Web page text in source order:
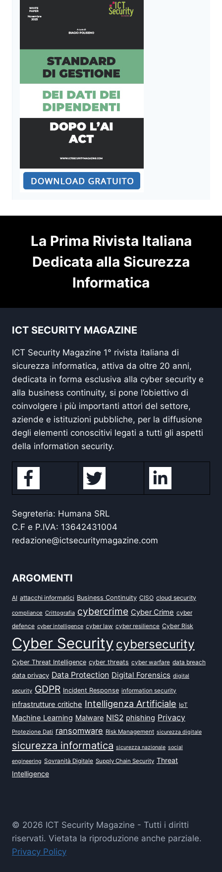
La Prima Rivista Italiana
Dedicata alla Sicurezza
Informatica
ICT SECURITY MAGAZINE
ICT Security Magazine 1° rivista italiana di
sicurezza informatica, attiva da oltre 20 anni,
dedicata in forma esclusiva alla cyber security e
alla business continuity, si pone l’obiettivo di
coinvolgere i più importanti attori del settore,
aziende e istituzioni pubbliche, per la diffusione
degli elementi conoscitivi legati a tutti gli aspetti
della information security.
Segreteria: Humana SRL
C.F e P.IVA: 13642431004
redazione@ictsecuritymagazine.com
ARGOMENTI
AI attacchi informatici Business Continuity CISO cloud security
compliance Crittografia cybercrime Cyber Crime cyber
defence cyber intelligence cyber law cyber resilience Cyber Risk
Cyber Security cybersecurity
Cyber Threat Intelligence cyber threats cyber warfare data breach
data privacy Data Protection Digital Forensics digital
security GDPR Incident Response information security
infrastrutture critiche Intelligenza Artificiale IoT
Machine Learning Malware NIS2 phishing Privacy
Protezione Dati ransomware Risk Management sicurezza digitale
sicurezza informatica sicurezza nazionale social
engineering Sovranità Digitale Supply Chain Security Threat
Intelligence
© 2026 ICT Security Magazine - Tutti i diritti
riservati. Vietata la riproduzione anche parziale.
Privacy Policy